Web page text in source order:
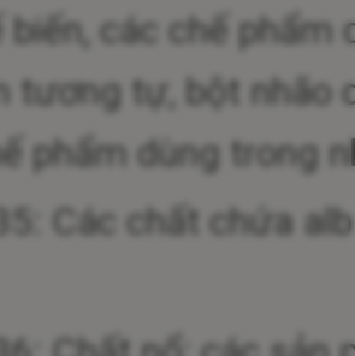
các chế phẩm
tương tự, bột nhão
phẩm dùng trong
Các chất chứa